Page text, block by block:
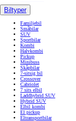
Biltyper
Familjebil
Småbilar
SUV
Sportbilar
Kombi
Halvkombi
Pickup
Minibuss
Skåpbilar
7-sitsig bil
Crossover
Cabriolet
7 sits elbil
Laddhybrid SUV
Hybrid SUV
Elbil kombi
El pickup
Eltransportbilar